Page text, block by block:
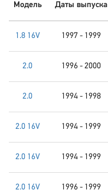
Модель Даты выпуска
1.8 16V 1997 - 1999
2.0 1996 - 2000
2.0 1994 - 1998
2.0 16V 1994 - 1999
2.0 16V 1994 - 1999
2.0 16V 1996 - 1999